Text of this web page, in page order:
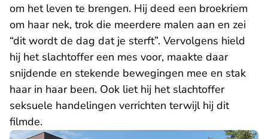
om het leven te brengen. Hij deed een broekriem
om haar nek, trok die meerdere malen aan en zei
“dit wordt de dag dat je sterft”. Vervolgens hield
hij het slachtoffer een mes voor, maakte daar
snijdende en stekende bewegingen mee en stak
haar in haar been. Ook liet hij het slachtoffer
seksuele handelingen verrichten terwijl hij dit
filmde.